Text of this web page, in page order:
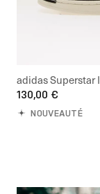
adidas Superstar
130,00 €
NOUVEAUTÉ